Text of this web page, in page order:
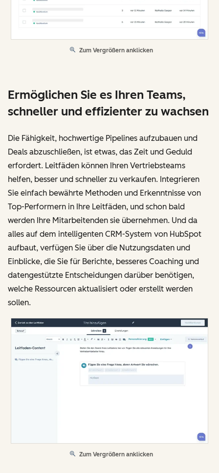
Zum Vergrößern anklicken
Ermöglichen Sie es Ihren Teams,
schneller und effizienter zu wachsen
Die Fähigkeit, hochwertige Pipelines aufzubauen und
Deals abzuschließen, ist etwas, das Zeit und Geduld
erfordert. Leitfäden können Ihren Vertriebsteams
helfen, besser und schneller zu verkaufen. Integrieren
Sie einfach bewährte Methoden und Erkenntnisse von
Top-Performern in Ihre Leitfäden, und schon bald
werden Ihre Mitarbeitenden sie übernehmen. Und da
alles auf dem intelligenten CRM-System von HubSpot
aufbaut, verfügen Sie über die Nutzungsdaten und
Einblicke, die Sie für Berichte, besseres Coaching und
datengestützte Entscheidungen darüber benötigen,
welche Ressourcen aktualisiert oder erstellt werden
sollen.
Zum Vergrößern anklicken